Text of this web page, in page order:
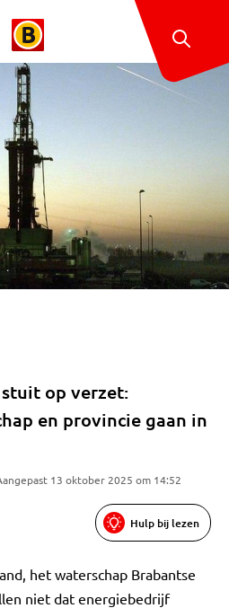
op verzet:
en provincie gaan in
13 oktober 2025 om 14:52
Hulp bij lezen
het waterschap Brabantse
niet dat energiebedrijf